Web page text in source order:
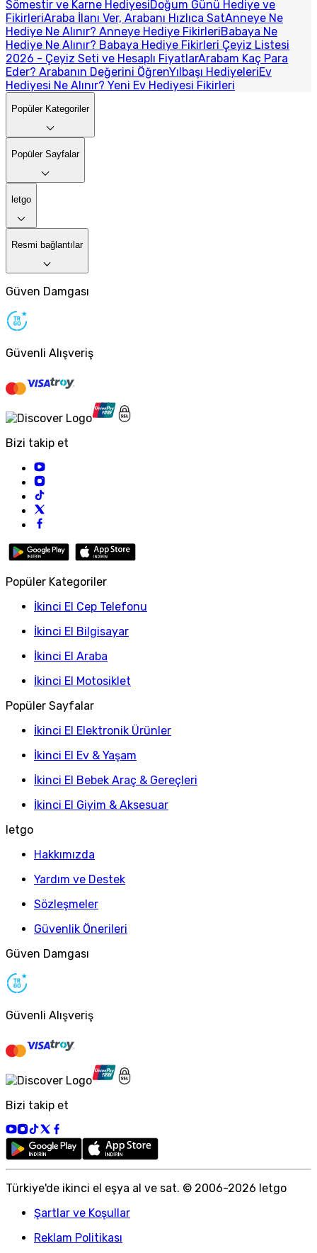
Sömestir ve Karne HediyesiDoğum Günü Hediye ve
FikirleriAraba İlanı Ver, Arabanı Hızlıca SatAnneye Ne
Hediye Ne Alınır? Anneye Hediye FikirleriBabaya Ne
Hediye Ne Alınır? Babaya Hediye Fikirleri Çeyiz Listesi
2026 - Çeyiz Seti ve Hesaplı FiyatlarArabam Kaç Para
Eder? Arabanın Değerini ÖğrenYılbaşı HediyeleriEv
Hediyesi Ne Alınır? Yeni Ev Hediyesi Fikirleri
Popüler Kategoriler
Popüler Sayfalar
letgo
Resmi bağlantılar
Güven Damgası
Güvenli Alışveriş
Bizi takip et
Popüler Kategoriler
İkinci El Cep Telefonu
İkinci El Bilgisayar
İkinci El Araba
İkinci El Motosiklet
Popüler Sayfalar
İkinci El Elektronik Ürünler
İkinci El Ev & Yaşam
İkinci El Bebek Araç & Gereçleri
İkinci El Giyim & Aksesuar
letgo
Hakkımızda
Yardım ve Destek
Sözleşmeler
Güvenlik Önerileri
Güven Damgası
Güvenli Alışveriş
Bizi takip et
Türkiye'de ikinci el eşya al ve sat. © 2006-2026 letgo
Şartlar ve Koşullar
Reklam Politikası